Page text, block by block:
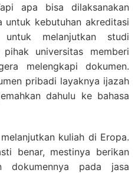
apa bisa dilaksanakan
untuk kebutuhan akreditasi
untuk melanjutkan studi
universitas memberi
melengkapi dokumen.
pribadi layaknya ijazah
dahulu ke bahasa
kuliah di Eropa.
benar, mestinya berikan
dokumennya pada jasa